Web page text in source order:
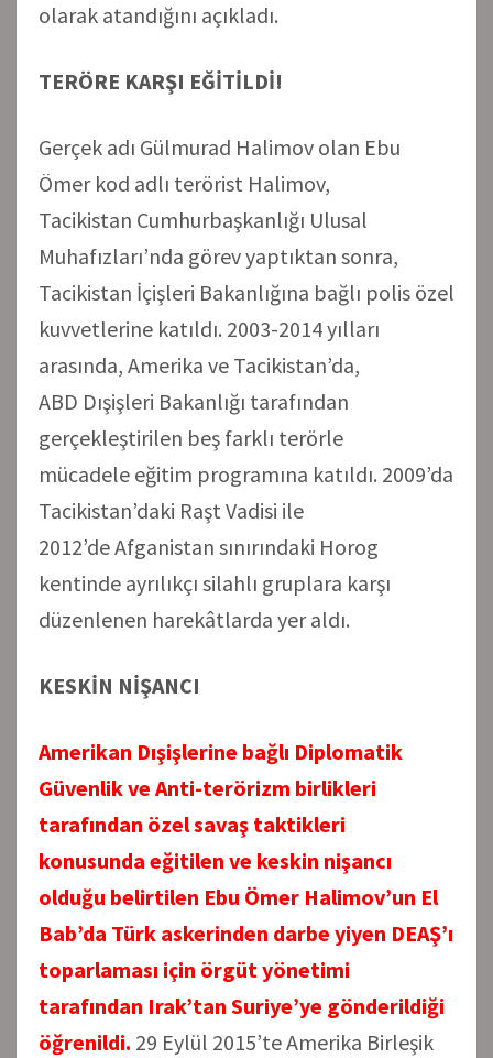
olarak atandığını açıkladı.
TERÖRE KARŞI EĞİTİLDİ!
Gerçek adı Gülmurad Halimov olan Ebu
Ömer kod adlı terörist Halimov,
Tacikistan Cumhurbaşkanlığı Ulusal
Muhafızları’nda görev yaptıktan sonra,
Tacikistan İçişleri Bakanlığına bağlı polis özel
kuvvetlerine katıldı. 2003-2014 yılları
arasında, Amerika ve Tacikistan’da,
ABD Dışişleri Bakanlığı tarafından
gerçekleştirilen beş farklı terörle
mücadele eğitim programına katıldı. 2009’da
Tacikistan’daki Raşt Vadisi ile
2012’de Afganistan sınırındaki Horog
kentinde ayrılıkçı silahlı gruplara karşı
düzenlenen harekâtlarda yer aldı.
KESKİN NİŞANCI
Amerikan Dışişlerine bağlı Diplomatik
Güvenlik ve Anti-terörizm birlikleri
tarafından özel savaş taktikleri
konusunda eğitilen ve keskin nişancı
olduğu belirtilen Ebu Ömer Halimov’un El
Bab’da Türk askerinden darbe yiyen DEAŞ’ı
toparlaması için örgüt yönetimi
tarafından Irak’tan Suriye’ye gönderildiği
öğrenildi. 29 Eylül 2015’te Amerika Birleşik